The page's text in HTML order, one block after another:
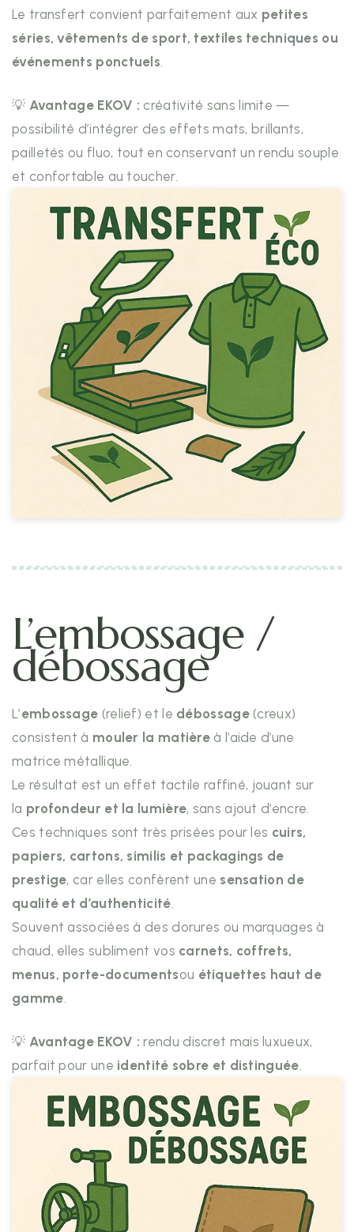
Le transfert convient parfaitement aux petites
séries, vêtements de sport, textiles techniques ou
événements ponctuels.
💡 Avantage EKOV : créativité sans limite —
possibilité d’intégrer des effets mats, brillants,
pailletés ou fluo, tout en conservant un rendu souple
et confortable au toucher.
L’embossage /
débossage
L’embossage (relief) et le débossage(creux)
consistent à mouler la matière à l’aide d’une
matrice métallique.
Le résultat est un effet tactile raffiné, jouant sur
la profondeur et la lumière, sans ajout d’encre.
Ces techniques sont très prisées pour les cuirs,
papiers, cartons, similis et packagings de
prestige, car elles confèrent une sensation de
qualité et d’authenticité.
Souvent associées à des dorures ou marquages à
chaud, elles subliment vos carnets, coffrets,
menus, porte-documentsou étiquettes haut de
gamme.
💡 Avantage EKOV : rendu discret mais luxueux,
parfait pour une identité sobre et distinguée.